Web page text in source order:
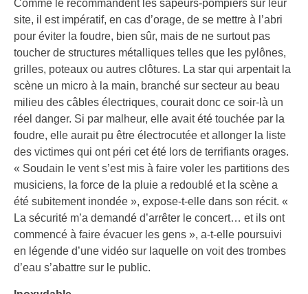
Comme le recommandent les sapeurs-pompiers sur leur
site, il est impératif, en cas d’orage, de se mettre à l’abri
pour éviter la foudre, bien sûr, mais de ne surtout pas
toucher de structures métalliques telles que les pylônes,
grilles, poteaux ou autres clôtures. La star qui arpentait la
scène un micro à la main, branché sur secteur au beau
milieu des câbles électriques, courait donc ce soir-là un
réel danger. Si par malheur, elle avait été touchée par la
foudre, elle aurait pu être électrocutée et allonger la liste
des victimes qui ont péri cet été lors de terrifiants orages.
« Soudain le vent s’est mis à faire voler les partitions des
musiciens, la force de la pluie a redoublé et la scène a
été subitement inondée », expose-t-elle dans son récit. «
La sécurité m’a demandé d’arrêter le concert… et ils ont
commencé à faire évacuer les gens », a-t-elle poursuivi
en légende d’une vidéo sur laquelle on voit des trombes
d’eau s’abattre sur le public.